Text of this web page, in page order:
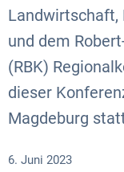
Landwirtschaft,
und dem
(RBK)
dieser
Magdeburg
6. Juni 2023